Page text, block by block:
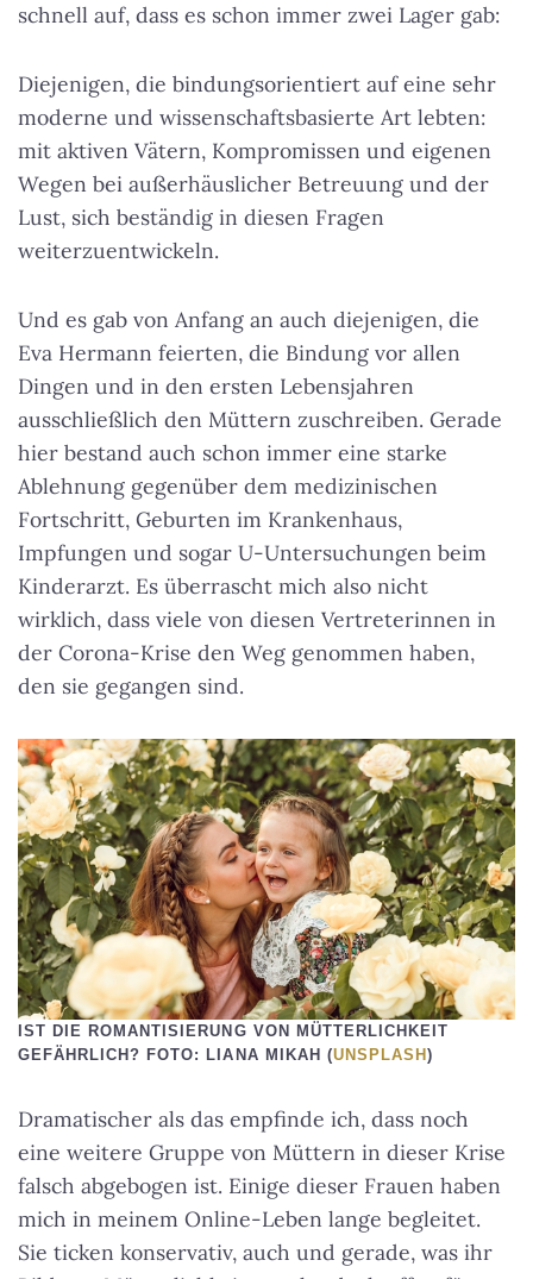
schnell auf, dass es schon immer zwei Lager gab:
Diejenigen, die bindungsorientiert auf eine sehr
moderne und wissenschaftsbasierte Art lebten:
mit aktiven Vätern, Kompromissen und eigenen
Wegen bei außerhäuslicher Betreuung und der
Lust, sich beständig in diesen Fragen
weiterzuentwickeln.
Und es gab von Anfang an auch diejenigen, die
Eva Hermann feierten, die Bindung vor allen
Dingen und in den ersten Lebensjahren
ausschließlich den Müttern zuschreiben. Gerade
hier bestand auch schon immer eine starke
Ablehnung gegenüber dem medizinischen
Fortschritt, Geburten im Krankenhaus,
Impfungen und sogar U-Untersuchungen beim
Kinderarzt. Es überrascht mich also nicht
wirklich, dass viele von diesen Vertreterinnen in
der Corona-Krise den Weg genommen haben,
den sie gegangen sind.
IST DIE ROMANTISIERUNG VON MÜTTERLICHKEIT
GEFÄHRLICH? FOTO: LIANA MIKAH (UNSPLASH)
Dramatischer als das empfinde ich, dass noch
eine weitere Gruppe von Müttern in dieser Krise
falsch abgebogen ist. Einige dieser Frauen haben
mich in meinem Online-Leben lange begleitet.
Sie ticken konservativ, auch und gerade, was ihr